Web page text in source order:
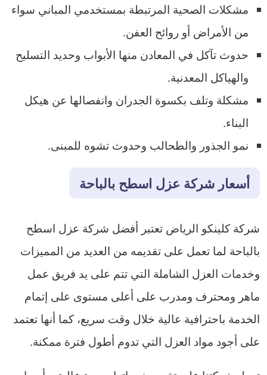
مشكلات الصحية المرتبطة بمستخدمي المباني سواء
من الأمراض أو روائح العفن.
حدوث تآكل في المعادن منها الأبواب وحديد التسليح
والهياكل المعدنية.
مشكلة وتلف بكسوة الجدران وانفصالها عن هيكل
البناء.
نمو الجذور والطحالب وحدوث تشوه للمبنى.
أسعار شركة عزل اسطح بالباحة
شركة كلينكو الرياض تعتبر أفضل شركة عزل اسطح
بالباحة لما تعمل على تقديمه من العديد من المميزات
وخدمات العزل الشاملة التي تتم على يد فريق عمل
ماهر ومحترف ومدرب على أعلى مستوى على إتمام
الخدمة باحترافية عالية خلال وقت سريع، كما أنها تعتمد
على أجود مواد العزل التي تدوم أطول فترة ممكنة.